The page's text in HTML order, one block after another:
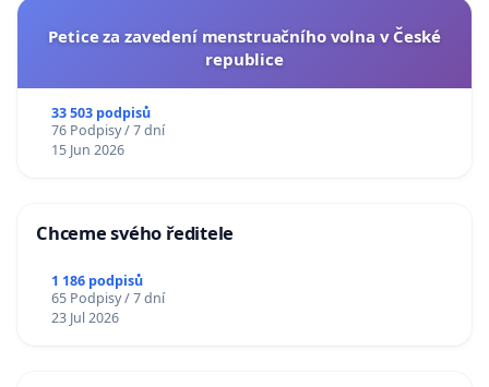
Petice za zavedení menstruačního volna v České
republice
33 503 podpisů
76 Podpisy / 7 dní
15 Jun 2026
Chceme svého ředitele
1 186 podpisů
65 Podpisy / 7 dní
23 Jul 2026